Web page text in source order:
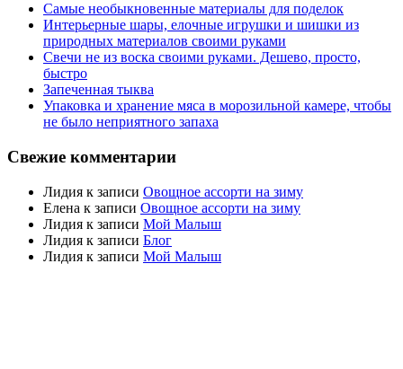
Самые необыкновенные материалы для поделок
Интерьерные шары, елочные игрушки и шишки из
природных материалов своими руками
Свечи не из воска своими руками. Дешево, просто,
быстро
Запеченная тыква
Упаковка и хранение мяса в морозильной камере, чтобы
не было неприятного запаха
Свежие комментарии
Лидия к записи Овощное ассорти на зиму
Елена к записи Овощное ассорти на зиму
Лидия к записи Мой Малыш
Лидия к записи Блог
Лидия к записи Мой Малыш